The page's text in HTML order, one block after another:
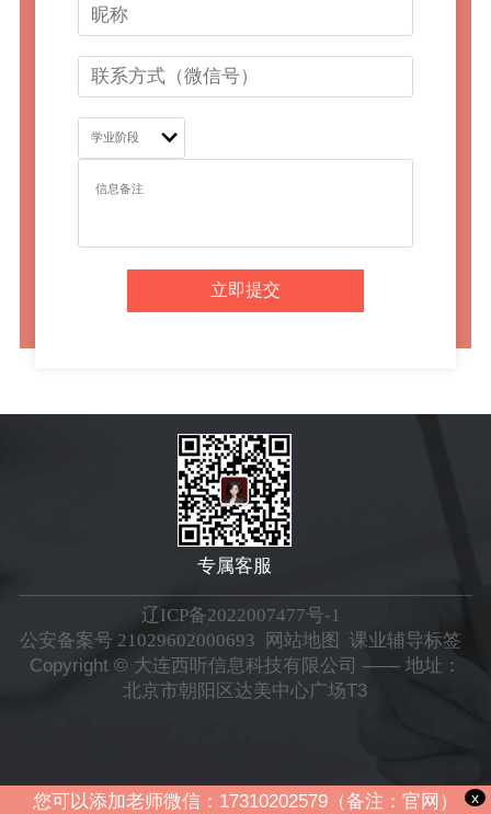
立即提交
您可以添加老师微信：17310202579（备注：官网） x
专属客服
辽ICP备2022007477号-1
公安备案号 21029602000693
网站地图
课业辅导标签
Copyright © 大连西听信息科技有限公司 —— 地址：
北京市朝阳区达美中心广场T3